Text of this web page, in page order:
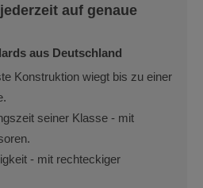
auf genaue
aus Deutschland
Konstruktion wiegt bis zu einer
seiner Klasse - mit
- mit rechteckiger